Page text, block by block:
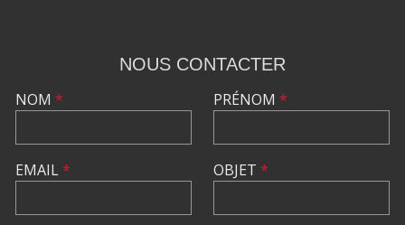
NOUS CONTACTER
NOM *
EMAIL*
PRÉNOM *
OBJET *